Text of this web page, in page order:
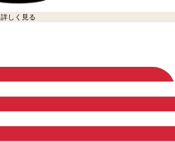
詳しく見る